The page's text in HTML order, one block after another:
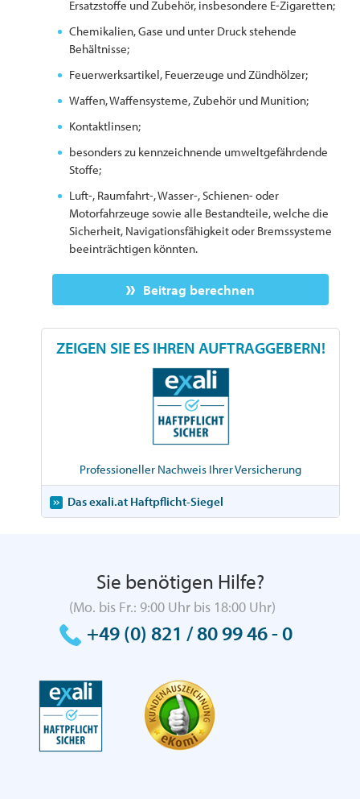
Ersatzstoffe und Zubehör, insbesondere E-Zigaretten;
Chemikalien, Gase und unter Druck stehende
Behältnisse;
Feuerwerksartikel, Feuerzeuge und Zündhölzer;
Waffen, Waffensysteme, Zubehör und Munition;
Kontaktlinsen;
besonders zu kennzeichnende umweltgefährdende
Stoffe;
Luft-, Raumfahrt-, Wasser-, Schienen- oder
Motorfahrzeuge sowie alle Bestandteile, welche die
Sicherheit, Navigationsfähigkeit oder Bremssysteme
beeinträchtigen könnten.
Beitrag berechnen
ZEIGEN SIE ES IHREN AUFTRAGGEBERN!
Professioneller Nachweis Ihrer Versicherung
Das exali.at Haftpflicht-Siegel
Sie benötigen Hilfe?
(Mo. bis Fr.: 9:00 Uhr bis 18:00 Uhr)
+49 (0) 821 / 80 99 46 - 0